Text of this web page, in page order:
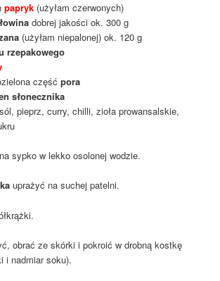
papryk (użyłam czerwonych)
dobrej jakości ok. 300 g
(użyłam niepalonej) ok. 120 g
rzepakowego
część pora
słonecznika
sól, pieprz, curry, chilli, zioła prowansalskie,
sypko w lekko osolonej wodzie.
uprażyć na suchej patelni.
obrać ze skórki i pokroić w drobną kostkę
i nadmiar soku).